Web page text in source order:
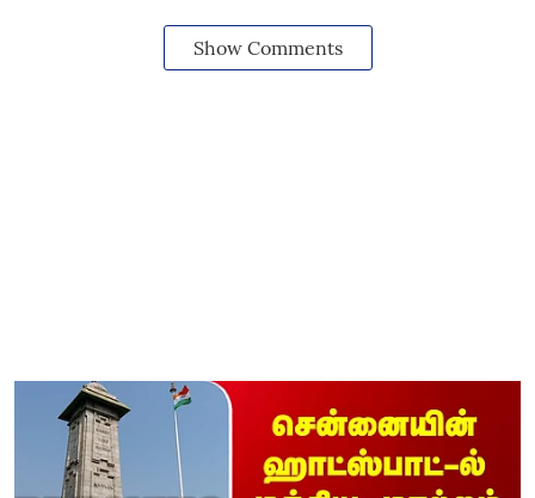
Show Comments